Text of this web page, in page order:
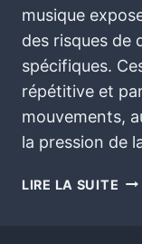
musique
des risques de
spécifiques.
répétitive et
mouvements,
la pression de
LIRE LA SUITE